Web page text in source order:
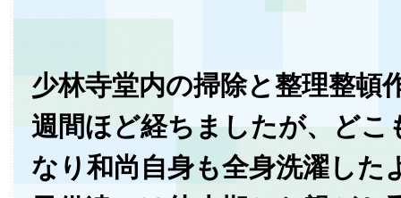
少林寺堂内の掃除と整理整頓
週間ほど経ちましたが、どこ
なり和尚自身も全身洗濯した